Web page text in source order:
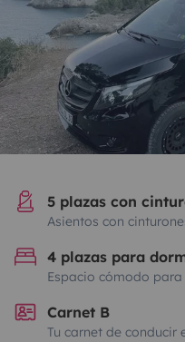
5 plazas con
Asientos con
4 plazas para
Espacio cómodo
Carnet B
Tu carnet de conducir